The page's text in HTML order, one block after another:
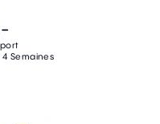
Semaines